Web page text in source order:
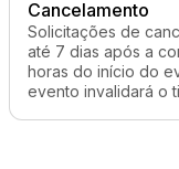
Cancelamento
Solicitações de
até 7 dias após a
horas do início do
evento invalidará o